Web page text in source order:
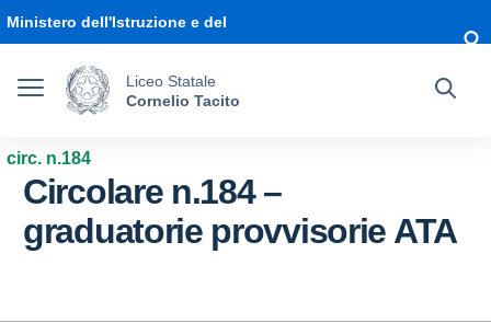
Ministero dell'Istruzione e del
Liceo Statale
Cornelio Tacito
circ. n.184
Circolare n.184 –
graduatorie provvisorie ATA